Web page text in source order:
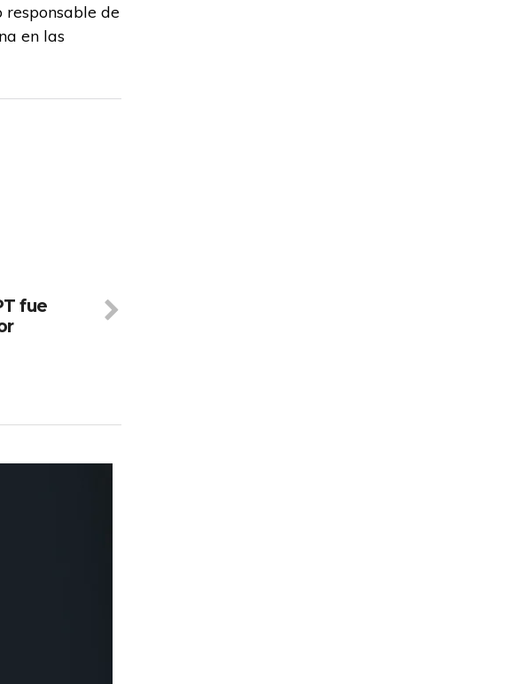
de
en las
fue